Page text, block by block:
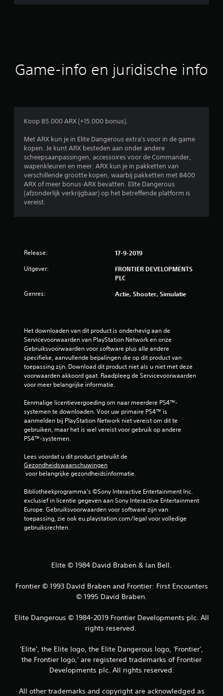
o
e
i
g
e
n
Game-info en juridische info
Koop 85.000 ARX (+15.000 bonus).
Met ARX kun je in Elite Dangerous extra's voor in de game
kopen. Je kunt ARX besteden aan onder andere
scheepsaanpassingen, accessoires voor de Commander,
wapenkleuren en meer. ARX kun je in pakketten van
verschillende grootte kopen, waarbij pakketten met 8400
ARX of meer bonus-ARX bevatten. Elite Dangerous
(afzonderlijk verkrijgbaar) op het betreffende platform is
vereist.
Release: 17-9-2019
Uitgever:
FRONTIER DEVELOPMENTS
PLC
Genres: Actie, Shooter, Simulatie
Het downloaden van dit product is onderhevig aan de
Servicevoorwaarden van PlayStation Network en onze
Gebruiksvoorwaarden voor software plus alle andere
specifieke, aanvullende bepalingen die op dit product van
toepassing zijn. Download dit product niet als u niet met deze
voorwaarden akkoord gaat. Raadpleeg de Servicevoorwaarden
voor meer belangrijke informatie.
Eenmalige licentievergoeding om naar meerdere PS4™-
systemen te downloaden. Voor uw primaire PS4™ is
aanmelden bij PlayStation Network niet vereist om dit te
gebruiken, maar het is wel vereist voor gebruik op andere
PS4™-systemen.
Lees voordat u dit product gebruikt de
Gezondheidswaarschuwingen
voor belangrijke gezondheidsinformatie.
Bibliotheekprogramma's ©Sony Interactive Entertainment Inc.
exclusief in licentie gegeven aan Sony Interactive Entertainment
Europe. Gebruiksvoorwaarden voor software zijn van
toepassing, zie ook eu.playstation.com/legal voor volledige
gebruiksrechten.
Elite © 1984 David Braben & Ian Bell.
Frontier © 1993 David Braben and Frontier: First Encounters
© 1995 David Braben.
Elite Dangerous © 1984-2019 Frontier Developments plc. All
rights reserved. ​
'Elite', the Elite logo, the Elite Dangerous logo, 'Frontier',
the Frontier logo,' are registered trademarks of Frontier
Developments plc. All rights reserved.
All other trademarks and copyright are acknowledged as